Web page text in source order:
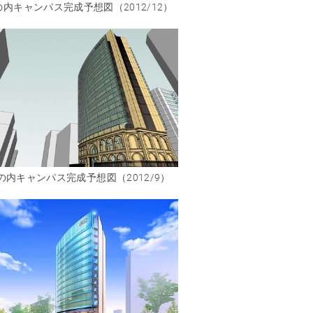
内キャンパス完成予想図（2012/12）
内キャンパス完成予想図（2012/9）